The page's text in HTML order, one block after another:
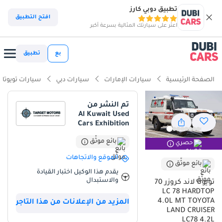
تطبيق دوبي كارز
اعثر على سيارتك المثالية بسرعة أكبر
افتح التطبيق
بع تطبيق
الصفحة الرئيسية سيارات الإمارات سيارات دبي سيارات تويوتا
حصري
بائع موثّق
تويوتا لاند كروزر 70
LC 78 HARDTOP
4.0L MT TOYOTA
LAND CRUISER
تم النشر من
Al Kuwait Used
Cars Exhibition
بائع موثّق
الموقع والاتجاهات
يقدم هذا الوكيل اختبار القيادة
والاستبدال
المزيد من الإعلانات من هذا التاجر
ذكاء دوبي كارز
ذكاء دوبيكارز
مؤهلة فعلياً للسير على الطرق الوعرة
أقل نسبة انخفاض في القيمة في الفئة
أكبر خزان وقود في الفئة
ملخص
تعتبر Toyota Land Cruiser 70 موديل 2025 بجميع فئاتها، وخاصة نسخة
LC 78 HARDTOP، الخيار الأول والوحيد لعشاق المغامرات والعمل الشاق
في دول الخليج العربي. تأتي هذه النسخة بمحرك ديزل سعة 4.2 L ذو 6
أسطوانات، مما يضمن عزوماً هائلاً وقدرة على التحمل لا تضاهى في